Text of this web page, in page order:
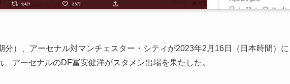
分）、アーセナル対マンチェスター・シティが2023年2月16日（日本時間）に
アーセナルのDF冨安健洋がスタメン出場を果たした。